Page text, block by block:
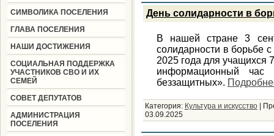
СИМВОЛИКА ПОСЕЛЕНИЯ
ГЛАВА ПОСЕЛЕНИЯ
НАШИ ДОСТИЖЕНИЯ
СОЦИАЛЬНАЯ ПОДДЕРЖКА
УЧАСТНИКОВ СВО И ИХ
СЕМЕЙ
СОВЕТ ДЕПУТАТОВ
АДМИНИСТРАЦИЯ
ПОСЕЛЕНИЯ
День солидарности в
В нашей стране 3
солидарности в борьбе
2025 года для
информационный
беззащитных».
Категория: Культура и искусство
03.09.2025